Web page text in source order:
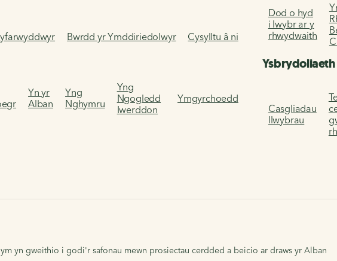
Bwrdd yr Ymddiriedolwyr Cysylltu â ni
Yn yr
Alban
Yng
Nghymru
Yng
Ngogledd
Iwerddon
Ymgyrchoedd
Dod o hyd
i lwybr ar y
rhwydwaith
Ysbrydoliaeth
Casgliadau
llwybrau
yn gweithio i godi'r safonau mewn prosiectau cerdded a beicio ar draws yr Alban